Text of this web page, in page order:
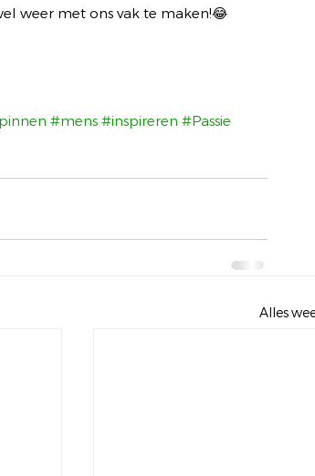
weer met ons vak te maken!😂
#mens #inspireren #Passie
Alles